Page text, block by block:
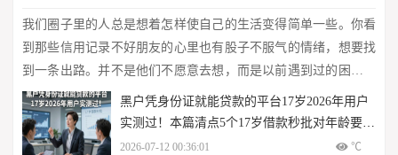
我们圈子里的人总是想着怎样使自己的生活变得简单一些。你看
到那些信用记录不好朋友的心里也有股子不服气的情绪，想要找
到一条出路。并不是他们不愿意去想，而是以前遇到过的困难还
没有解决掉。黑户借钱不还的事情能存在吗？经过了2026年的实
际测试之后发现，黑户的借款不需要...
黑户凭身份证就能贷款的平台17岁2026年用户
实测过！本篇清点5个17岁借款秒批对年龄要求
不高口子
2026-07-12 00:36:01 ℃